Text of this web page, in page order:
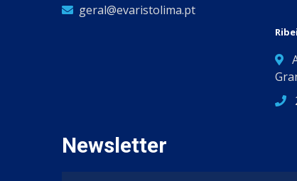
geral@evaristolima.pt
Newsletter